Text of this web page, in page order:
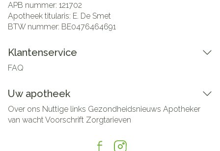
APB nummer: 121702
Apotheek titularis: E. De Smet
BTW nummer: BE0476464691
Klantenservice
FAQ
Uw apotheek
Over ons Nuttige links Gezondheidsnieuws Apotheker
van wachtVoorschrift Zorgtarieven